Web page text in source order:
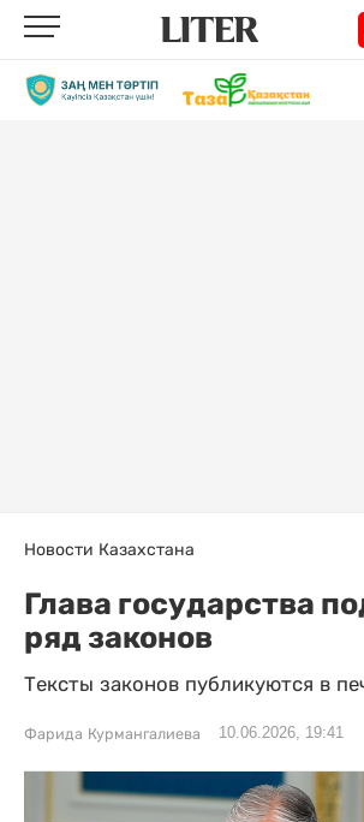
Новости Казахстана
Глава государства
ряд законов
Тексты законов публикуются в
Фарида Курмангалиева 10.06.2026, 19:41